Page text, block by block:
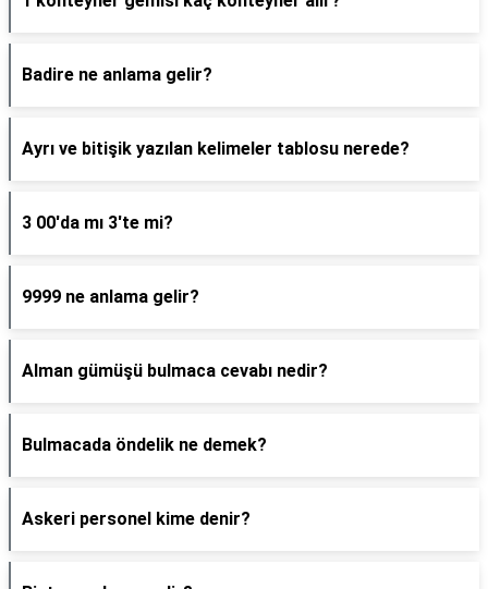
Badire ne anlama gelir?
Ayrı ve bitişik yazılan kelimeler tablosu nerede?
3 00'da mı 3'te mi?
9999 ne anlama gelir?
Alman gümüşü bulmaca cevabı nedir?
Bulmacada öndelik ne demek?
Askeri personel kime denir?